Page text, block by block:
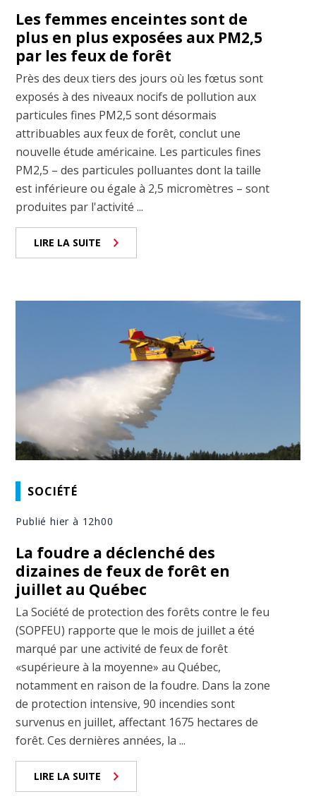
Les femmes enceintes sont de
plus en plus exposées aux PM2,5
par les feux de forêt
Près des deux tiers des jours où les fœtus sont
exposés à des niveaux nocifs de pollution aux
particules fines PM2,5 sont désormais
attribuables aux feux de forêt, conclut une
nouvelle étude américaine. Les particules fines
PM2,5 – des particules polluantes dont la taille
est inférieure ou égale à 2,5 micromètres – sont
produites par l'activité ...
LIRE LA SUITE
SOCIÉTÉ
Publié hier à 12h00
La foudre a déclenché des
dizaines de feux de forêt en
juillet au Québec
La Société de protection des forêts contre le feu
(SOPFEU) rapporte que le mois de juillet a été
marqué par une activité de feux de forêt
«supérieure à la moyenne» au Québec,
notamment en raison de la foudre. Dans la zone
de protection intensive, 90 incendies sont
survenus en juillet, affectant 1675 hectares de
forêt. Ces dernières années, la ...
LIRE LA SUITE